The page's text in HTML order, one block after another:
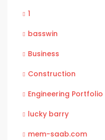
1
basswin
Business
Construction
Engineering Portfolio
lucky barry
mem-saab.com